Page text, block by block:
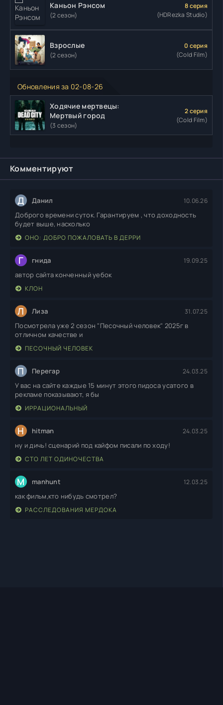
Каньон Рэнсом
(2 сезон)
8 серия
(HDRezka Studio)
Взрослые
(2 сезон)
0 серия
(Cold Film)
Обновления за 02-08-26
Ходячие мертвецы:
Мертвый город
(3 сезон)
2 серия
(Cold Film)
Комментируют
Д Данил 10.06.26
Доброго времени суток. Гарантируем , что доходность
будет выше, насколько
ОНО: ДОБРО ПОЖАЛОВАТЬ В ДЕРРИ
Г гнида 19.09.25
автор сайта конченный уебок
КЛОН
Л Лиза 31.07.25
Посмотрела уже 2 сезон "Песочный человек" 2025г в
отличном качестве и
ПЕСОЧНЫЙ ЧЕЛОВЕК
П Перегар 24.03.25
У вас на сайте каждые 15 минут этого пидоса усатого в
рекламе показывают, я бы
ИРРАЦИОНАЛЬНЫЙ
H hitman 24.03.25
ну и дичь! сценарий под кайфом писали по ходу!
СТО ЛЕТ ОДИНОЧЕСТВА
M manhunt 12.03.25
как фильм,кто нибудь смотрел?
РАССЛЕДОВАНИЯ МЕРДОКА